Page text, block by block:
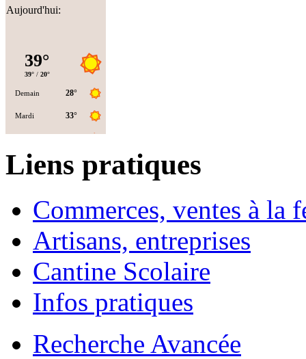
Aujourd'hui:
Liens pratiques
Commerces, ventes à la
Artisans, entreprises
Cantine Scolaire
Infos pratiques
Recherche Avancée